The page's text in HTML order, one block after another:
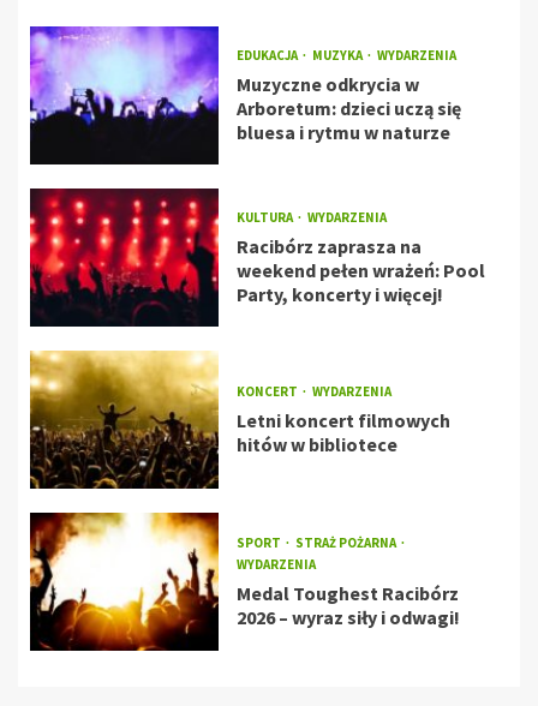
EDUKACJA MUZYKA WYDARZENIA
Muzyczne odkrycia w
Arboretum: dzieci uczą się
bluesa i rytmu w naturze
KULTURA WYDARZENIA
Racibórz zaprasza na
weekend pełen wrażeń: Pool
Party, koncerty i więcej!
KONCERT WYDARZENIA
Letni koncert filmowych
hitów w bibliotece
SPORT
STRAŻ POŻARNA
WYDARZENIA
Medal Toughest Racibórz
2026 – wyraz siły i odwagi!